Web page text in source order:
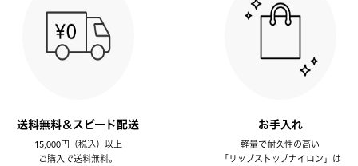
送料無料＆スピード配送
15,000円（税込）以上
ご購入で送料無料。
お手入れ
軽量で耐久性の高い
「リップストップナイロン」は